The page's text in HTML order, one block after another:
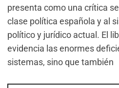
presenta como una crítica
clase política española y al
político y jurídico actual. El
evidencia las enormes
sistemas, sino que también